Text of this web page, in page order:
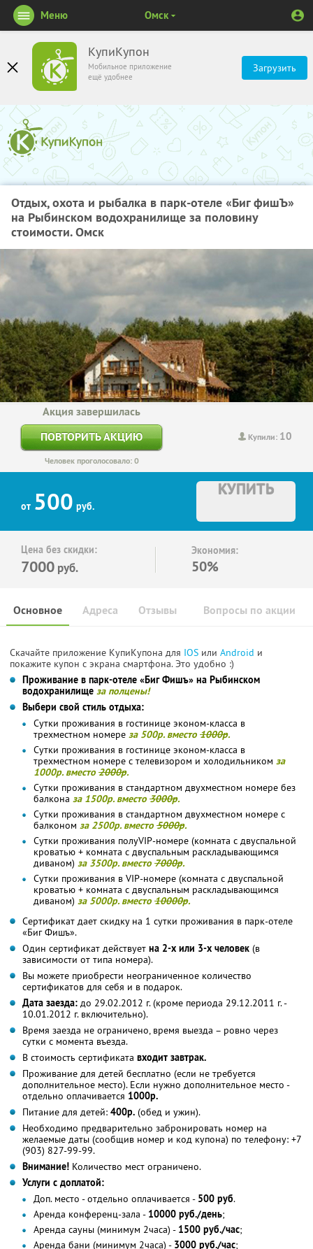
КупиКупон
Мобильное приложение
ещё удобнее
Загрузить
Меню Омск
Отдых, охота и рыбалка в парк-отеле «Биг фишЪ»
на Рыбинском водохранилище за половину
стоимости. Омск
Купили: 10
Акция завершилась
ПОВТОРИТЬ АКЦИЮ
Человек проголосовало: 0
от 500 руб.
КУПИТЬ
Цена без скидки:
7000 руб.
Экономия:
50%
Основное Отзывы Вопросы по акции
Адреса
Скачайте приложение КупиКупона для IOS или Android и
покажите купон с экрана смартфона. Это удобно :)
Проживание в парк-отеле «Биг Фишъ» на Рыбинском
водохранилище за полцены!
Выбери свой стиль отдыха:
Сутки проживания в гостинице эконом-класса в
трехместном номере за 500р. вместо 1000р.
Сутки проживания в гостинице эконом-класса в
трехместном номере с телевизором и холодильником за
1000р. вместо 2000р.
Сутки проживания в стандартном двухместном номере без
балкона за 1500р. вместо 3000р.
Сутки проживания в стандартном двухместном номере с
балконом за 2500р. вместо 5000р.
Сутки проживания полуVIP-номере (комната с двуспальной
кроватью + комната с двуспальным раскладывающимся
диваном) за 3500р. вместо 7000р.
Сутки проживания в VIP-номере (комната с двуспальной
кроватью + комната с двуспальным раскладывающимся
диваном) за 5000р. вместо 10000р.
Сертификат дает скидку на 1 сутки проживания в парк-отеле
«Биг Фишъ».
Один сертификат действует на 2-х или 3-х человек (в
зависимости от типа номера).
Вы можете приобрести неограниченное количество
сертификатов для себя и в подарок.
Дата заезда: до 29.02.2012 г. (кроме периода 29.12.2011 г. -
10.01.2012 г. включительно).
Время заезда не ограничено, время выезда – ровно через
сутки с момента въезда.
В стоимость сертификата входит завтрак.
Проживание для детей бесплатно (если не требуется
дополнительное место). Если нужно дополнительное место -
отдельно оплачивается 1000р.
Питание для детей: 400р. (обед и ужин).
Необходимо предварительно забронировать номер на
желаемые даты (сообщив номер и код купона) по телефону: +7
(903) 827-99-99.
Внимание! Количество мест ограничено.
Услуги с доплатой:
Доп. место - отдельно оплачивается - 500 руб.
Аренда конференц-зала - 10000 руб./день;
Аренда сауны (минимум 2часа) - 1500 руб./час;
Аренда бани (минимум 2часа) - 3000 руб./час;